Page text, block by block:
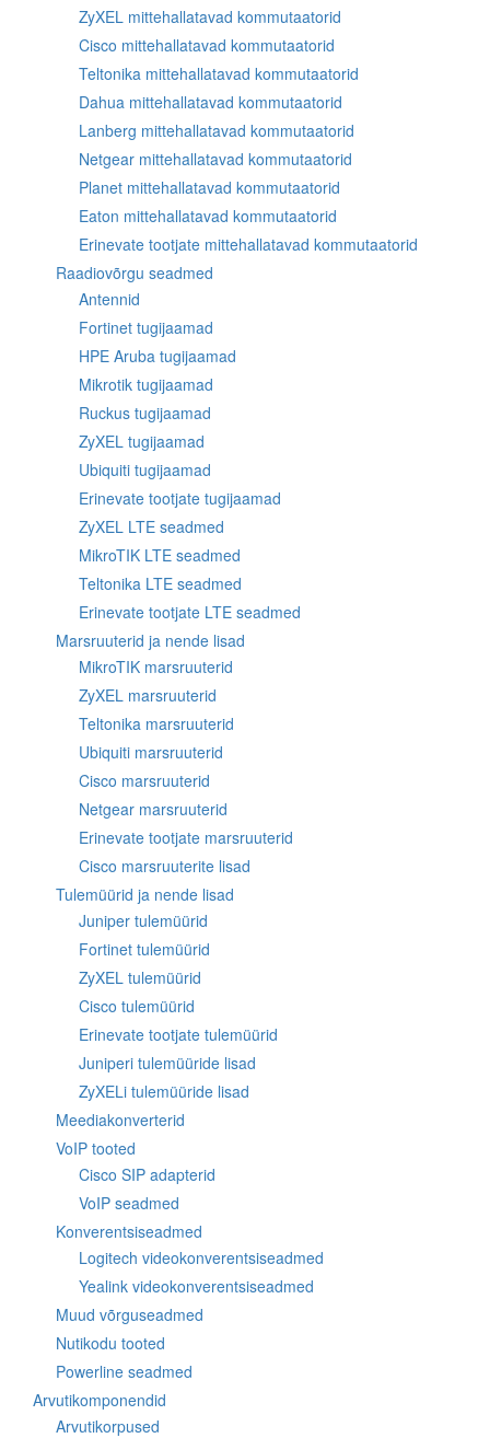
ZyXEL mittehallatavad kommutaatorid
Cisco mittehallatavad kommutaatorid
Teltonika mittehallatavad kommutaatorid
Dahua mittehallatavad kommutaatorid
Lanberg mittehallatavad kommutaatorid
Netgear mittehallatavad kommutaatorid
Planet mittehallatavad kommutaatorid
Eaton mittehallatavad kommutaatorid
Erinevate tootjate mittehallatavad kommutaatorid
Raadiovõrgu seadmed
Antennid
Fortinet tugijaamad
HPE Aruba tugijaamad
Mikrotik tugijaamad
Ruckus tugijaamad
ZyXEL tugijaamad
Ubiquiti tugijaamad
Erinevate tootjate tugijaamad
ZyXEL LTE seadmed
MikroTIK LTE seadmed
Teltonika LTE seadmed
Erinevate tootjate LTE seadmed
Marsruuterid ja nende lisad
MikroTIK marsruuterid
ZyXEL marsruuterid
Teltonika marsruuterid
Ubiquiti marsruuterid
Cisco marsruuterid
Netgear marsruuterid
Erinevate tootjate marsruuterid
Cisco marsruuterite lisad
Tulemüürid ja nende lisad
Juniper tulemüürid
Fortinet tulemüürid
ZyXEL tulemüürid
Cisco tulemüürid
Erinevate tootjate tulemüürid
Juniperi tulemüüride lisad
ZyXELi tulemüüride lisad
Meediakonverterid
VoIP tooted
Cisco SIP adapterid
VoIP seadmed
Konverentsiseadmed
Logitech videokonverentsiseadmed
Yealink videokonverentsiseadmed
Muud võrguseadmed
Nutikodu tooted
Powerline seadmed
Arvutikomponendid
Arvutikorpused